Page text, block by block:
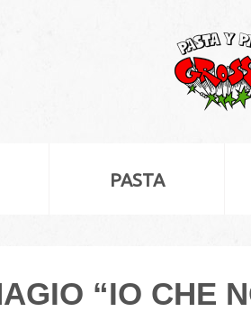
PASTA
“IO CHE